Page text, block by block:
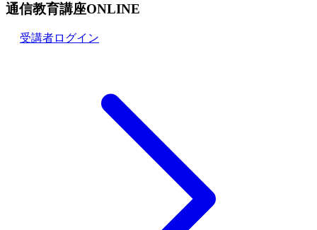
通信教育講座ONLINE
受講者ログイン